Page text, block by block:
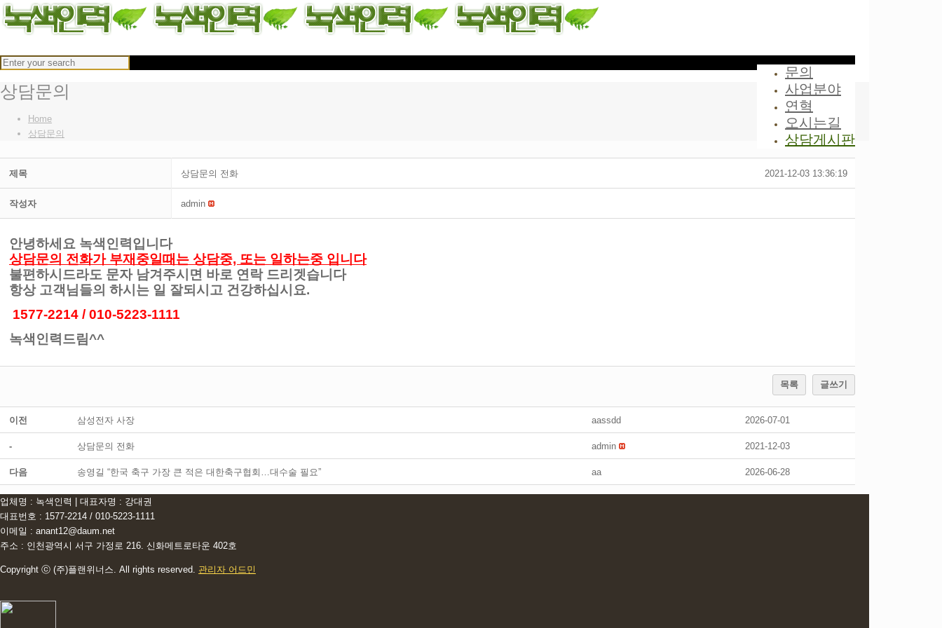
문의
사업분야
연혁
오시는길
상담게시판
상담문의
Home
상담문의
제목 상담문의 전화 2021-12-03 13:36:19
작성자 admin
안녕하세요 녹색인력입니다
상담문의 전화가 부재중일때는 상담중, 또는 일하는중 입니다
불편하시드라도 문자 남겨주시면 바로 연락 드리겟습니다
항상 고객님들의 하시는 일 잘되시고 건강하십시요.
1577-2214 / 010-5223-1111
녹색인력드림^^
목록 글쓰기
이전 삼성전자 사장 aassdd 2026-07-01
- 상담문의 전화 admin 2021-12-03
다음 송영길 “한국 축구 가장 큰 적은 대한축구협회…대수술 필요” aa 2026-06-28
업체명 : 녹색인력 | 대표자명 : 강대권
대표번호 : 1577-2214 / 010-5223-1111
이메일 : anant12@daum.net
주소 : 인천광역시 서구 가정로 216. 신화메트로타운 402호
Copyright ⓒ (주)플랜위너스. All rights reserved. 관리자 어드민